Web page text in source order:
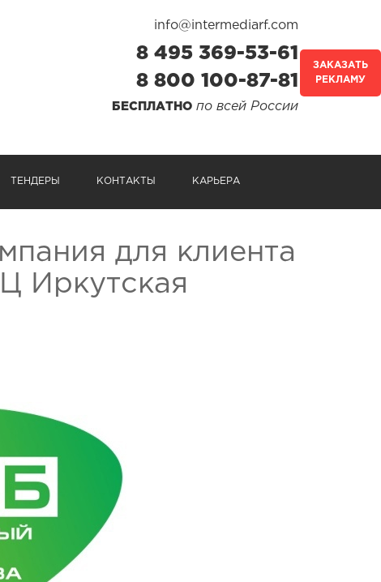
info@intermediarf.com
8 495 369-53-61
8 800 100-87-81
БЕСПЛАТНО по всей России
ТЕНДЕРЫ КОНТАКТЫ КАРЬЕРА
ЗАКАЗАТЬ
РЕКЛАМУ
для клиента
Иркутская